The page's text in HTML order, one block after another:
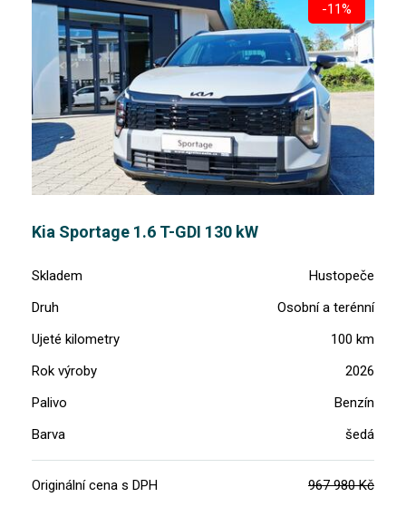
-11%
Kia Sportage 1.6 T-GDI 130 kW
Skladem
Hustopeče
Druh
Osobní a terénní
Ujeté kilometry
100 km
Rok výroby
2026
Palivo
Benzín
Barva
šedá
Originální cena s DPH 967 980 Kč